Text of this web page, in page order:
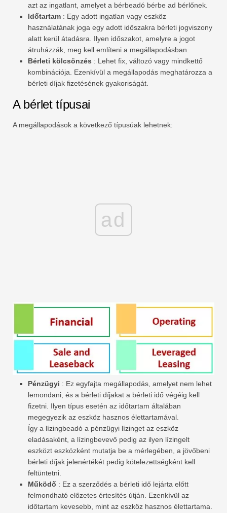
azt az ingatlant, amelyet a bérbeadó bérbe ad bérlőnek.
Időtartam : Egy adott ingatlan vagy eszköz
használatának joga egy adott időszakra bérleti jogviszony
alatt kerül átadásra. Ilyen időszakot, amelyre a jogot
átruházzák, meg kell említeni a megállapodásban.
Bérleti kölcsönzés : Lehet fix, változó vagy mindkettő
kombinációja. Ezenkívül a megállapodás meghatározza a
bérleti díjak fizetésének gyakoriságát.
A bérlet típusai
A megállapodások a következő típusúak lehetnek:
ad
Pénzügyi : Ez egyfajta megállapodás, amelyet nem lehet
lemondani, és a bérleti díjakat a bérleti idő végéig kell
fizetni. Ilyen típus esetén az időtartam általában
megegyezik az eszköz hasznos élettartamával.
Így a lízingbeadó a pénzügyi lízinget az eszköz
eladásaként, a lízingbevevő pedig az ilyen lízingelt
eszközt eszközként mutatja be a mérlegében, a jövőbeni
bérleti díjak jelenértékét pedig kötelezettségként kell
feltüntetni.
Működő : Ez a szerződés a bérleti idő lejárta előtt
felmondható előzetes értesítés útján. Ezenkívül az
időtartam kevesebb, mint az eszköz hasznos élettartama.